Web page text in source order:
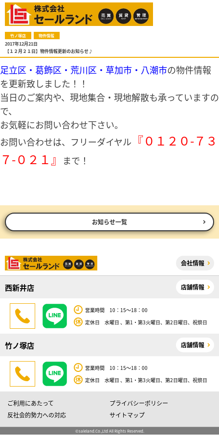
竹ノ塚店 物件情報
2017年12月21日
【１２月２１日】物件情報更新のお知らせ♪
足立区・葛飾区・荒川区・草加市・八潮市の物件情報
を更新致しました！！
当日のご案内や、現地集合・現地解散も承っていますの
で、
お気軽にお問い合わせ下さい。
お問い合わせは、フリーダイヤル 『０１２０-７３
７-０２１』
まで！
お知らせ一覧
会社情報
西新井店 店舗情報
営業時間 10：15～18：00
定休日 水曜日 、第1・第3火曜日、第2日曜日、祝祭日
竹ノ塚店 店舗情報
営業時間 10：15～18：00
定休日 水曜日 、第1・第3火曜日、第2日曜日、祝祭日
ご利用にあたって
プライバシーポリシー
反社会的勢力への対応
サイトマップ
©saleland.Co.,Ltd All Rights Reserved.